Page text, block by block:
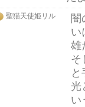
聖猫天使姫リル
い
雄
そ
光
い